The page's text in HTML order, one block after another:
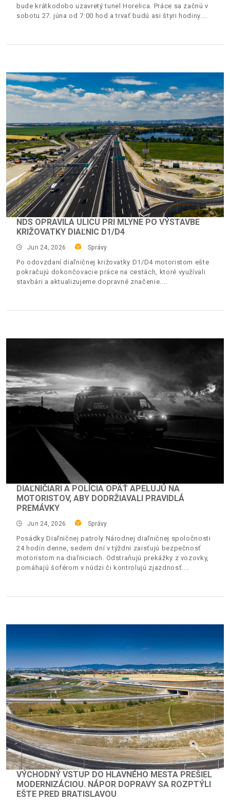
bude krátkodobo uzavretý tunel Horelica. Práce sa začnú v
sobotu 27. júna od 7:00 hod a trvať budú asi štyri hodiny.
NDS OPRAVILA ULICU PRI MLYNE PO VÝSTAVBE
KRIŽOVATKY DIAĽNIC D1/D4
Jun 24, 2026 Správy
Po odovzdaní diaľničnej križovatky D1/D4 motoristom ešte
pokračujú dokončovacie práce na cestách, ktoré využívali
stavbári a aktualizujeme dopravné značenie.
DIAĽNIČIARI A POLÍCIA OPÄŤ APELUJÚ NA
MOTORISTOV, ABY DODRŽIAVALI PRAVIDLÁ
PREMÁVKY
Jun 24, 2026 Správy
Posádky Diaľničnej patroly Národnej diaľničnej spoločnosti
24 hodín denne, sedem dní v týždni zaisťujú bezpečnosť
motoristom na diaľniciach. Odstraňujú prekážky z vozovky,
pomáhajú šoférom v núdzi či kontrolujú zjazdnosť.
VÝCHODNÝ VSTUP DO HLAVNÉHO MESTA PREŠIEL
MODERNIZÁCIOU. NÁPOR DOPRAVY SA ROZPTÝLI
EŠTE PRED BRATISLAVOU